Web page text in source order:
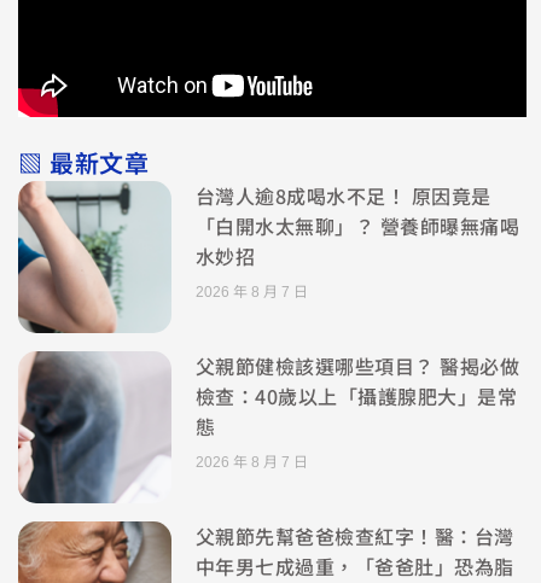
▧ 最新文章
台灣人逾8成喝水不足！ 原因竟是
「白開水太無聊」？ 營養師曝無痛喝
水妙招
2026 年 8 月 7 日
父親節健檢該選哪些項目？ 醫揭必做
檢查：40歲以上「攝護腺肥大」是常
態
2026 年 8 月 7 日
父親節先幫爸爸檢查紅字！醫：台灣
中年男七成過重，「爸爸肚」恐為脂